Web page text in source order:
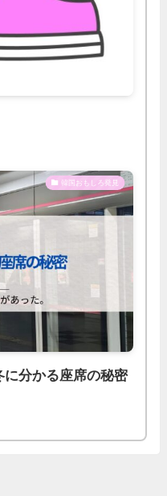
韓国おもしろ発見
に分かる座席の秘密